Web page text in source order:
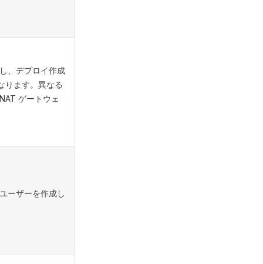
、デプロイ作成
ります。異なる
ゲートウェ
ーザーを作成し